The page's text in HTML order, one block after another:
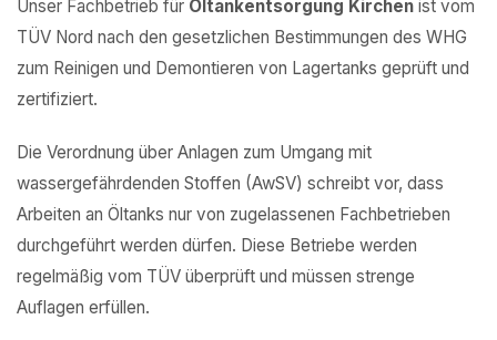
Unser Fachbetrieb für Öltankentsorgung Kirchen ist vom
TÜV Nord nach den gesetzlichen Bestimmungen des WHG
zum Reinigen und Demontieren von Lagertanks geprüft und
zertifiziert.
Die Verordnung über Anlagen zum Umgang mit
wassergefährdenden Stoffen (AwSV) schreibt vor, dass
Arbeiten an Öltanks nur von zugelassenen Fachbetrieben
durchgeführt werden dürfen. Diese Betriebe werden
regelmäßig vom TÜV überprüft und müssen strenge
Auflagen erfüllen.